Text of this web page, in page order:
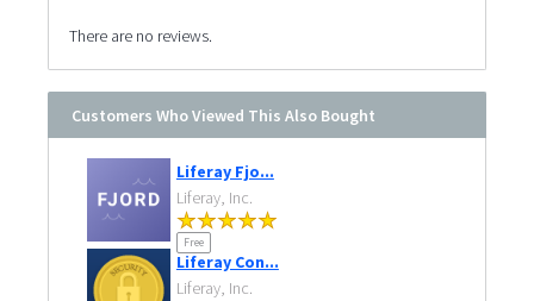
There are no reviews.
Customers Who Viewed This Also Bought
Liferay Fjo...
Liferay, Inc.
Free
Liferay Con...
Liferay, Inc.